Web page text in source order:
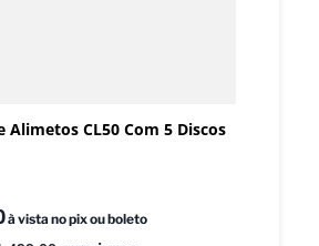
Alimetos CL50 Com 5 Discos
à vista no pix ou boleto